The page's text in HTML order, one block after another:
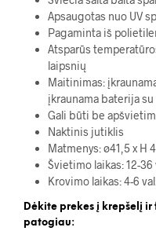
Apsaugotas nuo UV
Pagaminta iš
Atsparūs
laipsnių
Maitinimas:
įkraunama baterija
Gali būti be
Naktinis jutiklis
Matmenys: ø41,5 x H
Švietimo laikas: 12-36
Krovimo laikas: 4-6 val.
Dėkite prekes į krepšelį
patogiau: